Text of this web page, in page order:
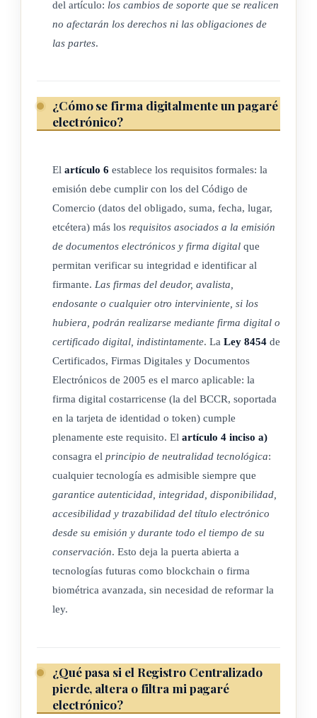
legítimo tenedor cambiario, sin necesidad de que comparezca
el deudor o terceros intervinientes en el título físico. Tal
desmaterialización se ejecutará a través de una anotación en
perdido toda eficacia y validez. El título en soporte físico
deberá entregarse al Registro Centralizado mediante un
con el fin de evitar su circulación. Asimismo, en el
documento físico deberá consignarse que este ha sido
desmaterializado.
Los cambios de soporte que se realicen no afectarán los
derechos ni las obligaciones de las partes.
Una vez que la letra de cambio o pagaré sean
desmaterializados o emitidos electrónicamente, queda
prohibido que estos sean posteriormente representados en
CAPÍTULO IV
REGISTROS CENTRALIZADOS
ARTÍCULO 11
Podrán ser registros centralizados, aquellas entidades que
sean previamente autorizadas por la Superintendencia
General de Valores (Sugeval).
del artículo: los cambios de soporte que se realicen
no afectarán los derechos ni las obligaciones de
las partes.
¿Cómo se firma digitalmente un pagaré
electrónico?
El artículo 6 establece los requisitos formales: la
emisión debe cumplir con los del Código de
Comercio (datos del obligado, suma, fecha, lugar,
etcétera) más los requisitos asociados a la emisión
de documentos electrónicos y firma digital que
permitan verificar su integridad e identificar al
firmante. Las firmas del deudor, avalista,
endosante o cualquier otro interviniente, si los
hubiera, podrán realizarse mediante firma digital o
certificado digital, indistintamente. La Ley 8454 de
Certificados, Firmas Digitales y Documentos
Electrónicos de 2005 es el marco aplicable: la
firma digital costarricense (la del BCCR, soportada
en la tarjeta de identidad o token) cumple
plenamente este requisito. El artículo 4 inciso a)
consagra el principio de neutralidad tecnológica:
cualquier tecnología es admisible siempre que
garantice autenticidad, integridad, disponibilidad,
accesibilidad y trazabilidad del título electrónico
desde su emisión y durante todo el tiempo de su
conservación. Esto deja la puerta abierta a
tecnologías futuras como blockchain o firma
biométrica avanzada, sin necesidad de reformar la
ley.
¿Qué pasa si el Registro Centralizado
pierde, altera o filtra mi pagaré
electrónico?